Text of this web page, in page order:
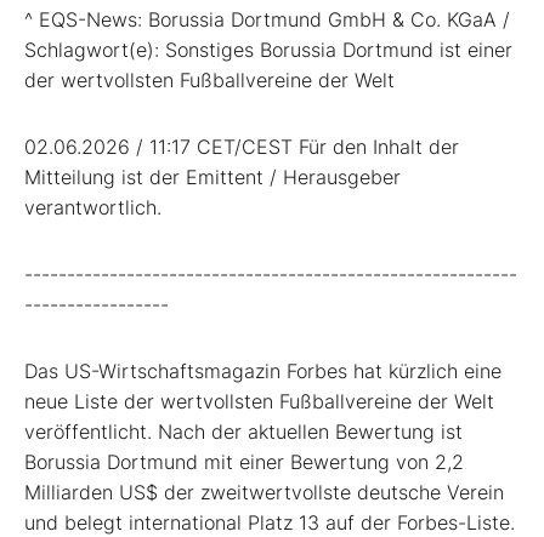
^ EQS-News: Borussia Dortmund GmbH & Co. KGaA /
Schlagwort(e): Sonstiges Borussia Dortmund ist einer
der wertvollsten Fußballvereine der Welt
02.06.2026 / 11:17 CET/CEST Für den Inhalt der
Mitteilung ist der Emittent / Herausgeber
verantwortlich.
----------------------------------------------------------
-----------------
Das US-Wirtschaftsmagazin Forbes hat kürzlich eine
neue Liste der wertvollsten Fußballvereine der Welt
veröffentlicht. Nach der aktuellen Bewertung ist
Borussia Dortmund mit einer Bewertung von 2,2
Milliarden US$ der zweitwertvollste deutsche Verein
und belegt international Platz 13 auf der Forbes-Liste.